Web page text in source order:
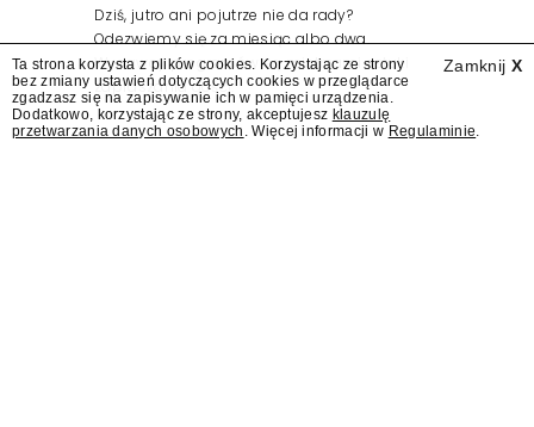
Dziś, jutro ani pojutrze nie da rady?
Odezwiemy się za miesiąc albo dwa.
Wydawcy programów są mistrzami sztuki
zapraszania gości.
Zamknij X
Ta strona korzysta z plików cookies. Korzystając ze strony
bez zmiany ustawień dotyczących cookies w przeglądarce
zgadzasz się na zapisywanie ich w pamięci urządzenia.
Dodatkowo, korzystając ze strony, akceptujesz klauzulę
przetwarzania danych osobowych . Więcej informacji w Regulaminie.